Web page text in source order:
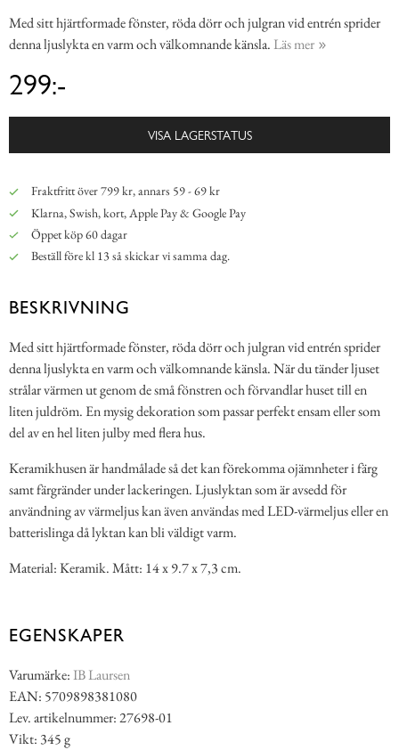
Med sitt hjärtformade fönster, röda dörr och julgran vid entrén sprider
denna ljuslykta en varm och välkomnande känsla. Läs mer
299:-
VISA LAGERSTATUS
Fraktfritt över 799 kr, annars 59 - 69 kr
Klarna, Swish, kort, Apple Pay & Google Pay
Öppet köp 60 dagar
Beställ före kl 13 så skickar vi samma dag.
BESKRIVNING
Med sitt hjärtformade fönster, röda dörr och julgran vid entrén sprider
denna ljuslykta en varm och välkomnande känsla. När du tänder ljuset
strålar värmen ut genom de små fönstren och förvandlar huset till en
liten juldröm. En mysig dekoration som passar perfekt ensam eller som
del av en hel liten julby med flera hus.
Keramikhusen är handmålade så det kan förekomma ojämnheter i färg
samt färgränder under lackeringen. Ljuslyktan som är avsedd för
användning av värmeljus kan även användas med LED-värmeljus eller en
batterislinga då lyktan kan bli väldigt varm.
Material: Keramik. Mått: 14 x 9.7 x 7,3 cm.
EGENSKAPER
Varumärke:IB Laursen
EAN: 5709898381080
Lev. artikelnummer: 27698-01
Vikt: 345 g